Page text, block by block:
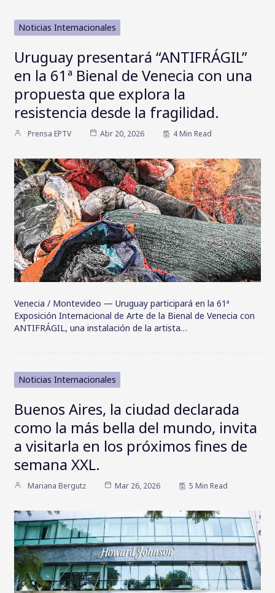
Noticias Internacionales
Uruguay presentará “ANTIFRÁGIL”
en la 61ª Bienal de Venecia con una
propuesta que explora la
resistencia desde la fragilidad.
Prensa EPTV Abr 20, 2026 4 Min Read
Venecia / Montevideo — Uruguay participará en la 61ª
Exposición Internacional de Arte de la Bienal de Venecia con
ANTIFRÁGIL, una instalación de la artista…
Noticias Internacionales
Buenos Aires, la ciudad declarada
como la más bella del mundo, invita
a visitarla en los próximos fines de
semana XXL.
Mariana Bergutz Mar 26, 2026 5 Min Read